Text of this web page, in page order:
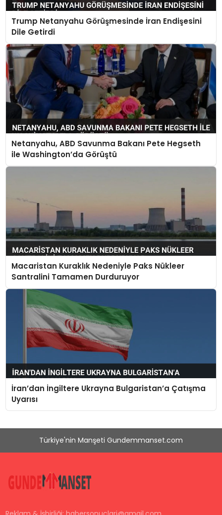
Trump Netanyahu Görüşmesinde İran Endişesini
Dile Getirdi
Netanyahu, ABD Savunma Bakanı Pete Hegseth
ile Washington’da Görüştü
Macaristan Kuraklık Nedeniyle Paks Nükleer
Santralini Tamamen Durduruyor
İran’dan İngiltere Ukrayna Bulgaristan’a Çatışma
Uyarısı
Türkiye'nin Manşeti Gundemmanset.com